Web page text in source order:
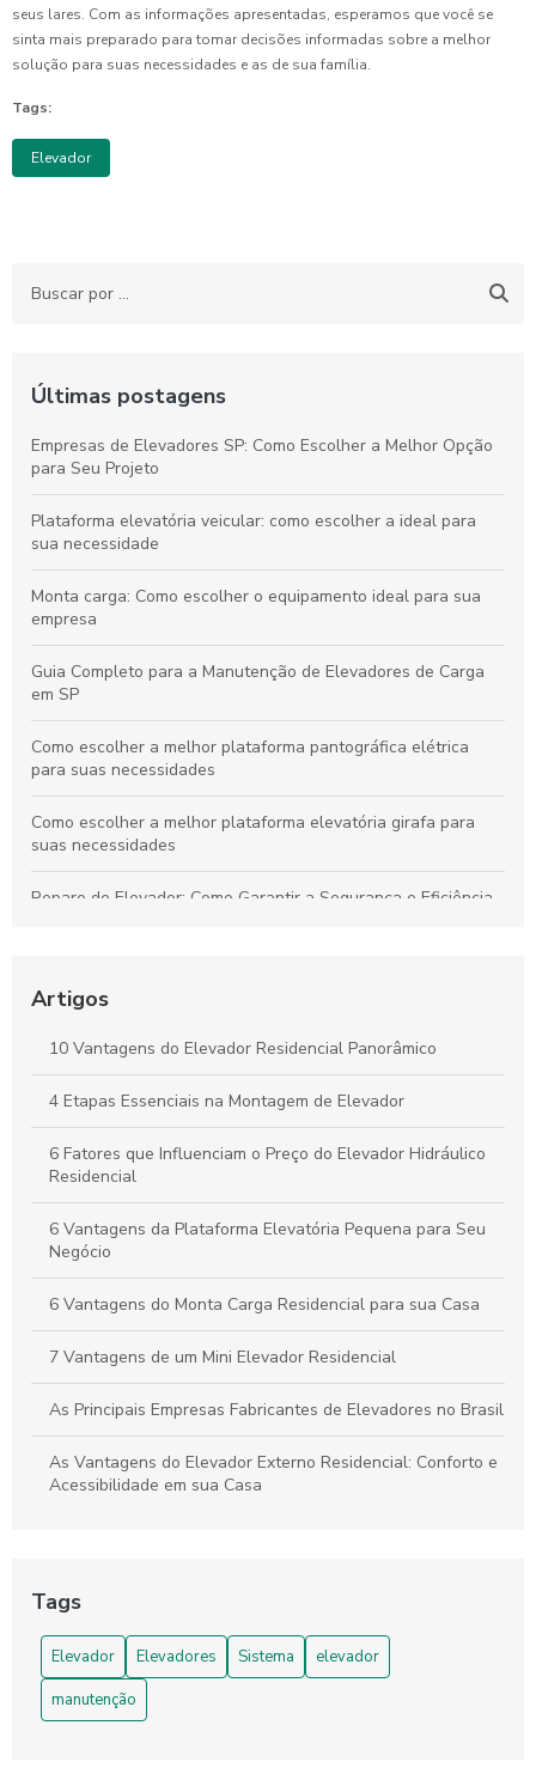
seus lares. Com as informações apresentadas, esperamos que você se
sinta mais preparado para tomar decisões informadas sobre a melhor
solução para suas necessidades e as de sua família.
Tags:
Elevador
Últimas postagens
Empresas de Elevadores SP: Como Escolher a Melhor Opção
para Seu Projeto
Plataforma elevatória veicular: como escolher a ideal para
sua necessidade
Monta carga: Como escolher o equipamento ideal para sua
empresa
Guia Completo para a Manutenção de Elevadores de Carga
em SP
Como escolher a melhor plataforma pantográfica elétrica
para suas necessidades
Como escolher a melhor plataforma elevatória girafa para
suas necessidades
Reparo de Elevador: Como Garantir a Segurança e Eficiência
Melhor para Seu Prédio
Descubra as Melhores Empresas de Elevadores e Suas
Inovações
Artigos
10 Vantagens do Elevador Residencial Panorâmico
4 Etapas Essenciais na Montagem de Elevador
6 Fatores que Influenciam o Preço do Elevador Hidráulico
Residencial
6 Vantagens da Plataforma Elevatória Pequena para Seu
Negócio
6 Vantagens do Monta Carga Residencial para sua Casa
7 Vantagens de um Mini Elevador Residencial
As Principais Empresas Fabricantes de Elevadores no Brasil
As Vantagens do Elevador Externo Residencial: Conforto e
Acessibilidade em sua Casa
Benefícios da Plataforma Elevatória Cadeirante
Como Determinar o Valor de Elevador Residencial para sua
Casa
Tags
Elevador Elevadores Sistema
elevador
manutenção